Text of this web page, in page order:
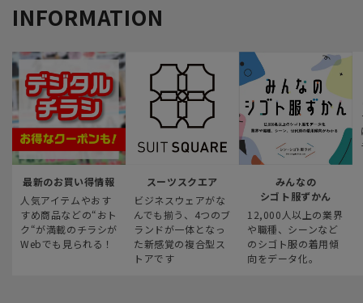
INFORMATION
最新のお買い得情報
人気アイテムやおす
すめ商品などの“おト
ク“が満載のチラシが
Webでも見られる！
スーツスクエア
ビジネスウェアがな
んでも揃う、4つのブ
ランドが一体となっ
た新感覚の複合型ス
トアです
みんなの
シゴト服ずかん
12,000人以上の業界
や職種、シーンなど
のシゴト服の着用傾
向をデータ化。